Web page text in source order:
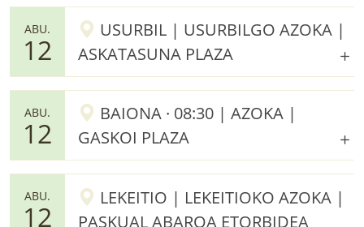
ABU.
12
USURBIL | USURBILGO AZOKA |
ASKATASUNA PLAZA
ABU.
12
BAIONA · 08:30 | AZOKA |
GASKOI PLAZA
ABU.
12
LEKEITIO | LEKEITIOKO AZOKA |
PASKUAL ABAROA ETORBIDEA